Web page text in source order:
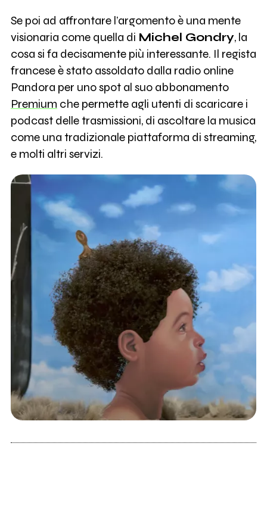
Se poi ad affrontare l’argomento è una mente
visionaria come quella di Michel Gondry, la
cosa si fa decisamente più interessante. Il regista
francese è stato assoldato dalla radio online
Pandora per uno spot al suo abbonamento
Premium che permette agli utenti di scaricare i
podcast delle trasmissioni, di ascoltare la musica
come una tradizionale piattaforma di streaming,
e molti altri servizi.